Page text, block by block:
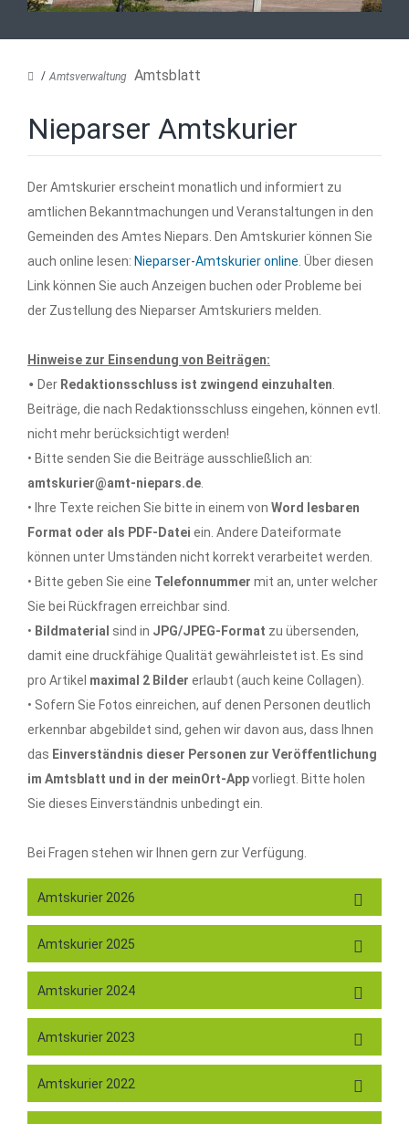
Amtsverwaltung Amtsblatt
Nieparser Amtskurier
Der Amtskurier erscheint monatlich und informiert zu
amtlichen Bekanntmachungen und Veranstaltungen in den
Gemeinden des Amtes Niepars. Den Amtskurier können Sie
auch online lesen: Nieparser-Amtskurier online . Über diesen
Link können Sie auch Anzeigen buchen oder Probleme bei
der Zustellung des Nieparser Amtskuriers melden.
Hinweise zur Einsendung von Beiträgen:
• Der Redaktionsschluss ist zwingend einzuhalten
Beiträge, die nach Redaktionsschluss eingehen, können evtl.
nicht mehr berücksichtigt werden!
• Bitte senden Sie die Beiträge ausschließlich an:
amtskurier@amt-niepars.de
• Ihre Texte reichen Sie bitte in einem von Word lesbaren
Format oder als PDF-Datei ein. Andere Dateiformate
können unter Umständen nicht korrekt verarbeitet werden.
• Bitte geben Sie eine Telefonnummer mit an, unter welcher
Sie bei Rückfragen erreichbar sind.
• Bildmaterial sind in JPG/JPEG-Format zu übersenden,
damit eine druckfähige Qualität gewährleistet ist. Es sind
pro Artikel maximal 2 Bilder erlaubt (auch keine Collagen).
• Sofern Sie Fotos einreichen, auf denen Personen deutlich
erkennbar abgebildet sind, gehen wir davon aus, dass Ihnen
das Einverständnis dieser Personen zur Veröffentlichung
im Amtsblatt und in der meinOrt-Appvorliegt. Bitte holen
Sie dieses Einverständnis unbedingt ein.
Bei Fragen stehen wir Ihnen gern zur Verfügung.
Amtskurier 2026
Amtskurier 2025
Amtskurier 2024
Amtskurier 2023
Amtskurier 2022